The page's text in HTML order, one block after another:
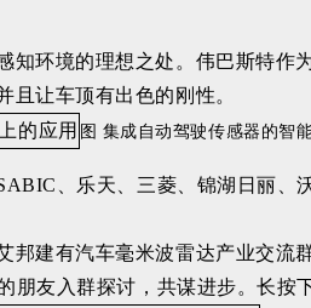
环境的理想之处。伟巴斯特作
让车顶有出色的刚性。
图 集成自动驾驶传感器的智
、乐天、三菱、锦湖日丽、
建有汽车毫米波雷达产业交流
友入群探讨，共谋进步。长按